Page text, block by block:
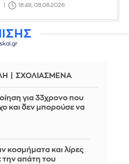
18:48, 08.08.2026
skai.gr
ΣΧΟΛΙΑΣΜΕΝΑ
για 33χρονο που
και δεν μπορούσε να
κοσμήματα και λίρες
απάτη του